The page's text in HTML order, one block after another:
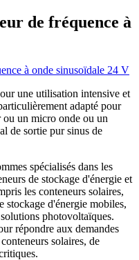
de fréquence à
une utilisation intensive et
adapté pour
un micro onde ou un
de sortie pur sinus de
spécialisés dans les
de stockage d'énergie et
les conteneurs solaires,
stockage d'énergie mobiles,
photovoltaïques.
répondre aux demandes
solaires, de